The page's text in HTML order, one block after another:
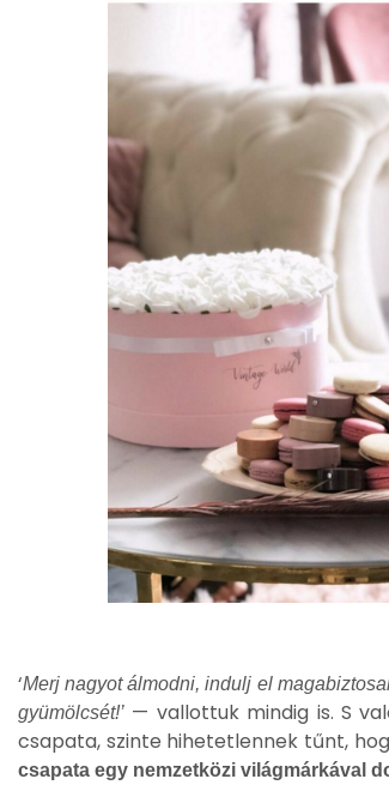
‘Merj nagyot álmodni, indulj el
gyümölcsét!’ — vallottuk mindig is. S
csapata, szinte hihetetlennek tűnt,
csapata egy nemzetközi világmárkával